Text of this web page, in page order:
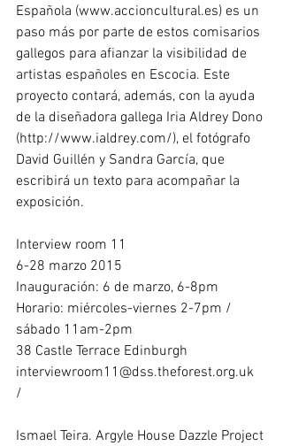
Española (www.accioncultural.es) es un
paso más por parte de estos comisarios
gallegos para afianzar la visibilidad de
artistas españoles en Escocia. Este
proyecto contará, además, con la ayuda
de la diseñadora gallega Iria Aldrey Dono
(http://www.ialdrey.com/), el fotógrafo
David Guillén y Sandra García, que
escribirá un texto para acompañar la
exposición.
Interview room 11
6-28 marzo 2015
Inauguración: 6 de marzo, 6-8pm
Horario: miércoles-viernes 2-7pm /
sábado 11am-2pm
38 Castle Terrace Edinburgh
interviewroom11@dss.theforest.org.uk
/
Ismael Teira. Argyle House Dazzle Project